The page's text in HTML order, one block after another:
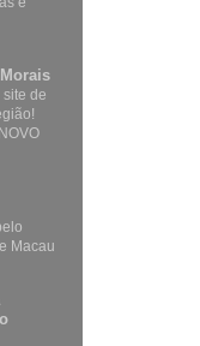
de
Macau